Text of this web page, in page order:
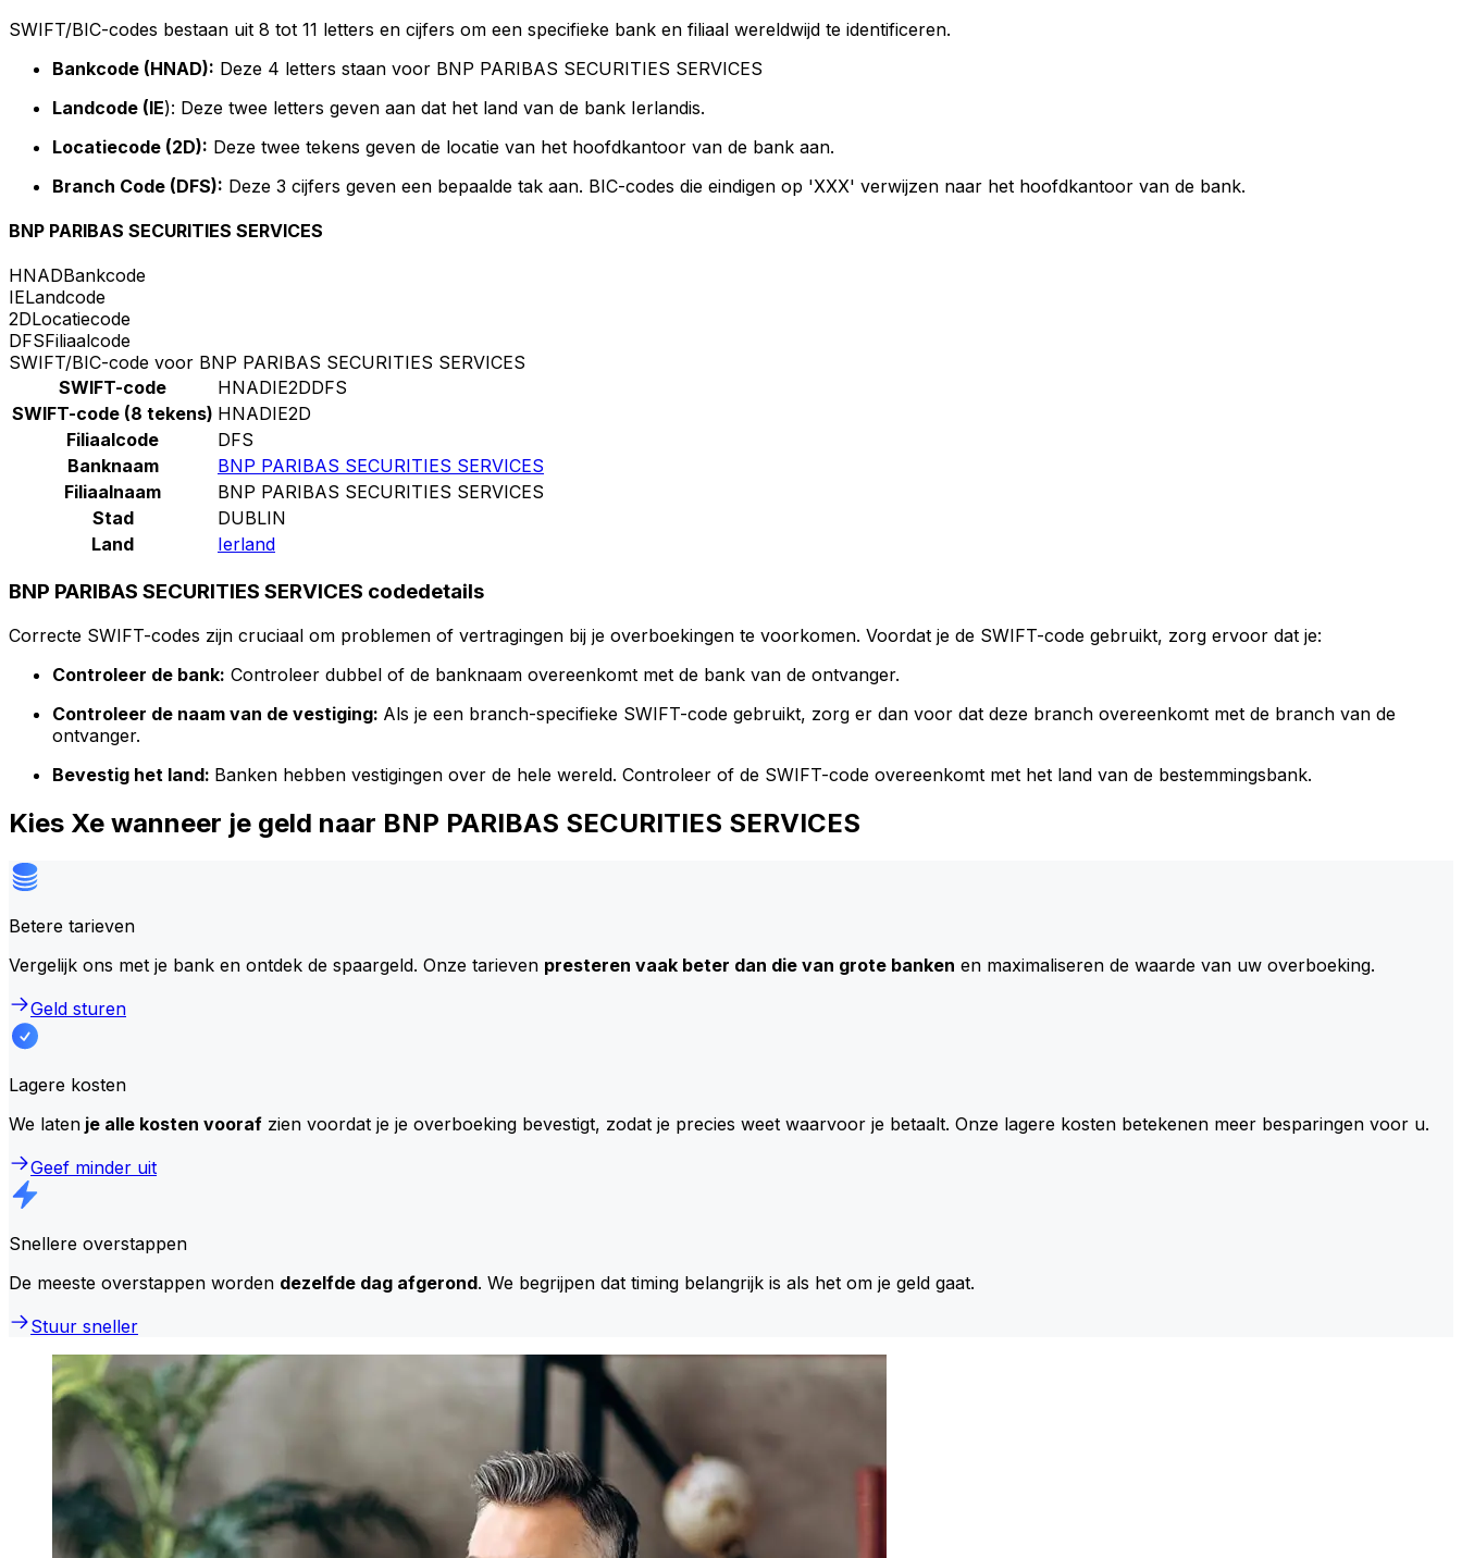
SWIFT/BIC-codes bestaan uit 8 tot 11 letters en cijfers om een specifieke bank en filiaal wereldwijd te identificeren.
Bankcode (HNAD): Deze 4 letters staan voor BNP PARIBAS SECURITIES SERVICES
Landcode (IE): Deze twee letters geven aan dat het land van de bank Ierlandis.
Locatiecode (2D): Deze twee tekens geven de locatie van het hoofdkantoor van de bank aan.
Branch Code (DFS): Deze 3 cijfers geven een bepaalde tak aan. BIC-codes die eindigen op 'XXX' verwijzen naar het hoofdkantoor van de bank.
BNP PARIBAS SECURITIES SERVICES
HNADBankcode
IELandcode
2DLocatiecode
DFSFiliaalcode
SWIFT/BIC-code voor BNP PARIBAS SECURITIES SERVICES
SWIFT-code
HNADIE2DDFS
SWIFT-code (8 tekens) HNADIE2D
Filiaalcode
DFS
Banknaam
BNP PARIBAS SECURITIES SERVICES
Filiaalnaam
BNP PARIBAS SECURITIES SERVICES
Stad
DUBLIN
Land
Ierland
BNP PARIBAS SECURITIES SERVICES codedetails
Correcte SWIFT-codes zijn cruciaal om problemen of vertragingen bij je overboekingen te voorkomen. Voordat je de SWIFT-code gebruikt, zorg ervoor dat je:
Controleer de bank: Controleer dubbel of de banknaam overeenkomt met de bank van de ontvanger.
Controleer de naam van de vestiging: Als je een branch-specifieke SWIFT-code gebruikt, zorg er dan voor dat deze branch overeenkomt met de branch van de
ontvanger.
Bevestig het land: Banken hebben vestigingen over de hele wereld. Controleer of de SWIFT-code overeenkomt met het land van de bestemmingsbank.
Kies Xe wanneer je geld naar BNP PARIBAS SECURITIES SERVICES
Betere tarieven
Vergelijk ons met je bank en ontdek de spaargeld. Onze tarieven presteren vaak beter dan die van grote banken en maximaliseren de waarde van uw overboeking.
Geld sturen
Lagere kosten
We laten je alle kosten vooraf zien voordat je je overboeking bevestigt, zodat je precies weet waarvoor je betaalt. Onze lagere kosten betekenen meer besparingen voor u.
Geef minder uit
Snellere overstappen
De meeste overstappen worden dezelfde dag afgerond. We begrijpen dat timing belangrijk is als het om je geld gaat.
Stuur sneller